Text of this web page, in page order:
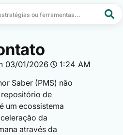
03/01/2026
1:24 AM
Saber (PMS) não
repositório de
um ecossistema
da
através da